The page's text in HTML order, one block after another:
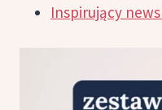
Inspirujący